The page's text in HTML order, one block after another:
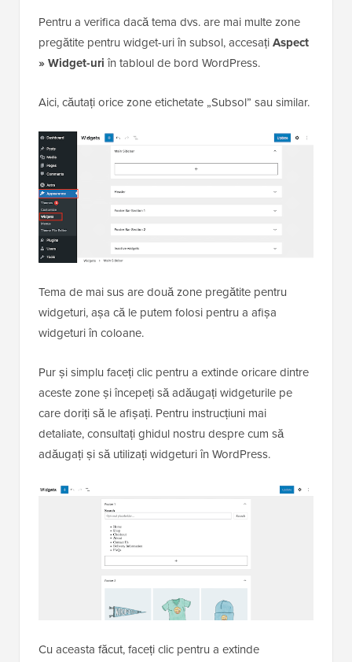
Pentru a verifica dacă tema dvs. are mai multe zone
pregătite pentru widget-uri în subsol, accesațiAspect
» Widget-uri în tabloul de bord WordPress.
Aici, căutați orice zone etichetate „Subsol” sau similar.
Tema de mai sus are două zone pregătite pentru
widgeturi, așa că le putem folosi pentru a afișa
widgeturi în coloane.
Pur și simplu faceți clic pentru a extinde oricare dintre
aceste zone și începeți să adăugați widgeturile pe
care doriți să le afișați. Pentru instrucțiuni mai
detaliate, consultați ghidul nostru despre cum să
adăugați și să utilizați widgeturi în WordPress.
Cu aceasta făcut, faceți clic pentru a extinde